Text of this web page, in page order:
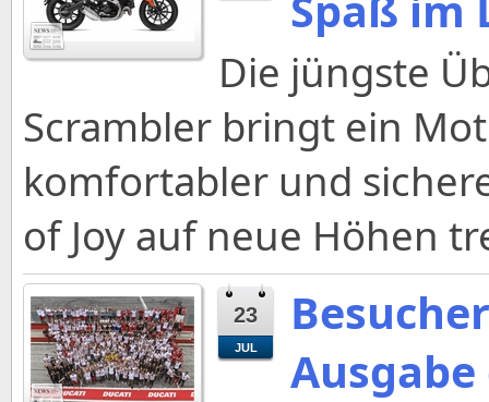
Die jüngste
Scrambler bringt ein
komfortabler und
of Joy auf neue Höhen
23
JUL